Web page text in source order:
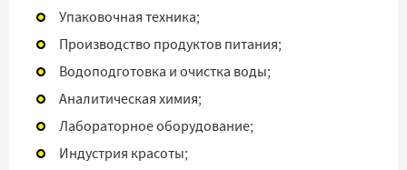
Упаковочная техника;
Производство продуктов питания;
Водоподготовка и очистка воды;
Аналитическая химия;
Лабораторное оборудование;
Индустрия красоты;